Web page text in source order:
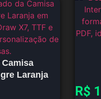
Laranja
R$